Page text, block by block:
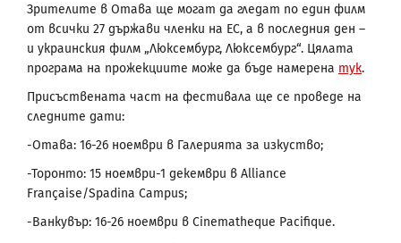
Зрителите в Отава ще могат да гледат по един филм
от всички 27 държави членки на ЕС, а в последния ден –
и украинския филм „Люксембург, Люксембург“. Цялата
програма на прожекциите може да бъде намерена тук.
Присъствената част на фестивала ще се проведе на
следните дати:
-Отава: 16-26 ноември в Галерията за изкуство;
-Торонто: 15 ноември-1 декември в Alliance
Française/Spadina Campus;
-Ванкувър: 16-26 ноември в Cinematheque Pacifique.